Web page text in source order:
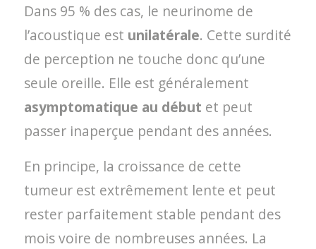
Dans 95 % des cas, le neurinome de
l’acoustique est unilatérale. Cette surdité
de perception ne touche donc qu’une
seule oreille. Elle est généralement
asymptomatique au début et peut
passer inaperçue pendant des années.
En principe, la croissance de cette
tumeur est extrêmement lente et peut
rester parfaitement stable pendant des
mois voire de nombreuses années. La